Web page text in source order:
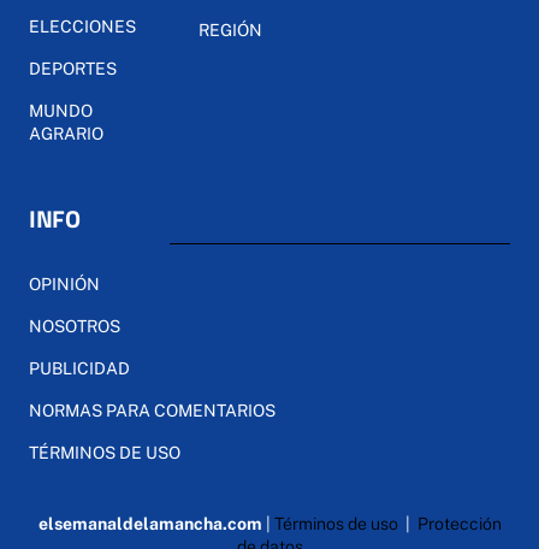
ELECCIONES
DEPORTES
MUNDO
AGRARIO
REGIÓN
INFO
OPINIÓN
NOSOTROS
PUBLICIDAD
NORMAS PARA COMENTARIOS
TÉRMINOS DE USO
elsemanaldelamancha.com Términos de uso| Protección